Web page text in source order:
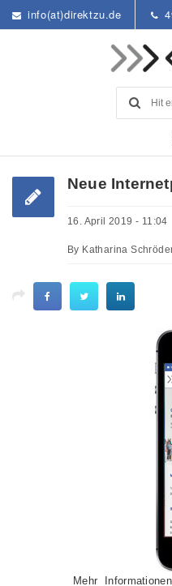
info(at)direktzu.de
Neue
16. April 2019 - 11:04
By Katharina
Mehr